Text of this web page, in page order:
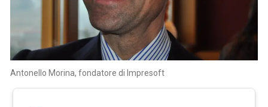
Antonello Morina, fondatore di Impresoft